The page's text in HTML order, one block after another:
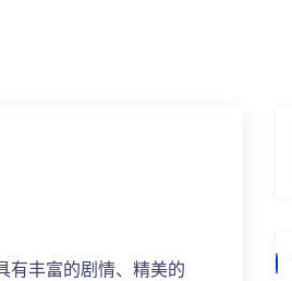
有丰富的剧情、精美的